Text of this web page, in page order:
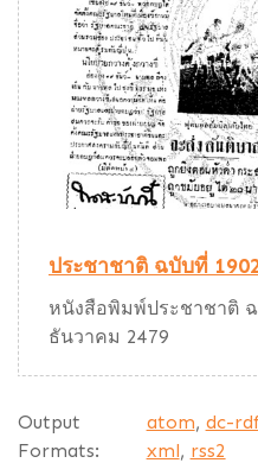
ประชาชาติ ฉบับที่
หนังสือพิมพ์ประชาชาติ
ธันวาคม 2479
Output
Formats:
atom, dc-
xml, rss2